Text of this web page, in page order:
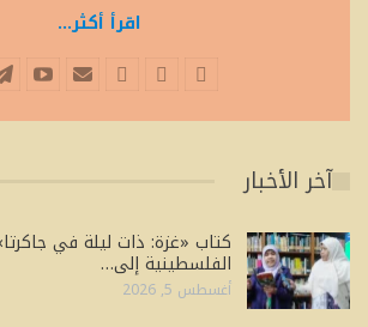
اقرأ أكثر...
آخر الأخبار
كتاب «غزة: ذات ليلة في
الفلسطينية إلى…
أغسطس 5, 2026